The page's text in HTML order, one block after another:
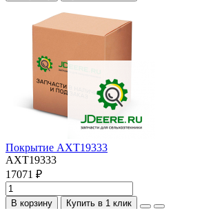
Покрытие AXT19333
AXT19333
17071 ₽
В корзину Купить в 1 клик